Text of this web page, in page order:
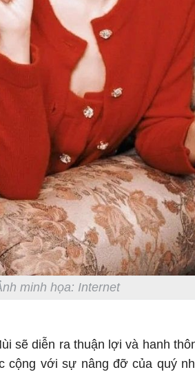
minh họa: Internet
sẽ diễn ra thuận lợi và hanh
cộng với sự nâng đỡ của quý